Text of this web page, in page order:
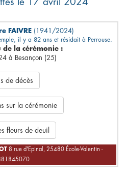
FAIVRE (1941/2024)
il y a 82 ans et résidait à Perrouse.
de la cérémonie :
à Besançon (25)
de décès
sur la cérémonie
fleurs de deuil
8 rue d'Epinal, 25480 École-Valentin -